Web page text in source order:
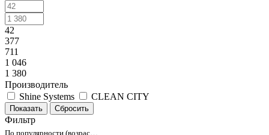
42
377
711
1 046
1 380
Производитель
Shine Systems
CLEAN CITY
Сбросить
Фильтр